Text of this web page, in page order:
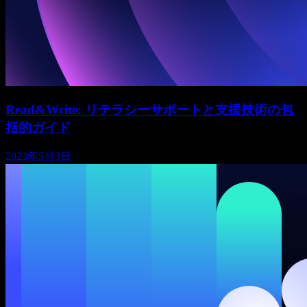
Read&Write: リテラシーサポートと支援技術の包
括的ガイド
2023年5月3日